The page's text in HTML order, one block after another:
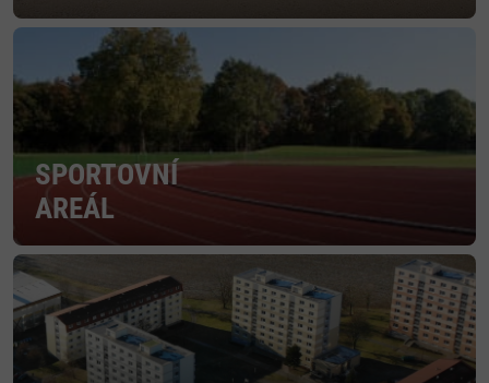
SPORTOVNÍ
AREÁL